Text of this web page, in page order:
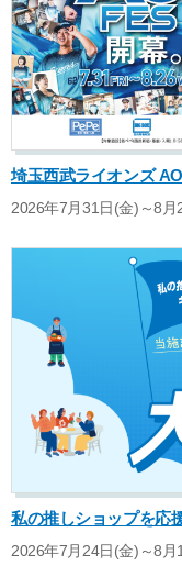
埼玉西武ライオンズ
2026年7月31日(金)～8月
私の推しショップを応
2026年7月24日(金)～8月